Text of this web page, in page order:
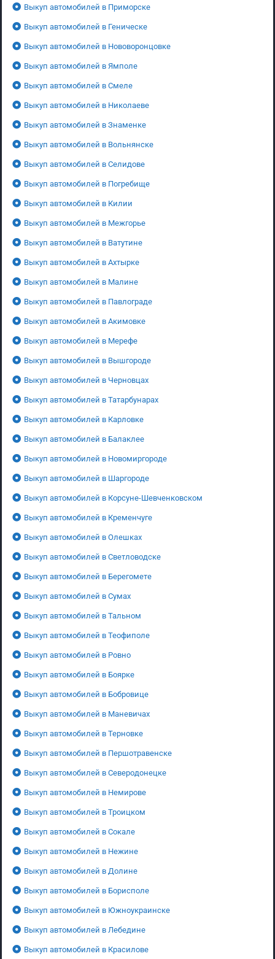
Выкуп автомобилей в Приморске
Выкуп автомобилей в Геническе
Выкуп автомобилей в Нововоронцовке
Выкуп автомобилей в Ямполе
Выкуп автомобилей в Смеле
Выкуп автомобилей в Николаеве
Выкуп автомобилей в Знаменке
Выкуп автомобилей в Вольнянске
Выкуп автомобилей в Селидове
Выкуп автомобилей в Погребище
Выкуп автомобилей в Килии
Выкуп автомобилей в Межгорье
Выкуп автомобилей в Ватутине
Выкуп автомобилей в Ахтырке
Выкуп автомобилей в Малине
Выкуп автомобилей в Павлограде
Выкуп автомобилей в Акимовке
Выкуп автомобилей в Мерефе
Выкуп автомобилей в Вышгороде
Выкуп автомобилей в Черновцах
Выкуп автомобилей в Татарбунарах
Выкуп автомобилей в Карловке
Выкуп автомобилей в Балаклее
Выкуп автомобилей в Новомиргороде
Выкуп автомобилей в Шаргороде
Выкуп автомобилей в Корсуне-Шевченковском
Выкуп автомобилей в Кременчуге
Выкуп автомобилей в Олешках
Выкуп автомобилей в Светловодске
Выкуп автомобилей в Берегомете
Выкуп автомобилей в Сумах
Выкуп автомобилей в Тальном
Выкуп автомобилей в Теофиполе
Выкуп автомобилей в Ровно
Выкуп автомобилей в Боярке
Выкуп автомобилей в Бобровице
Выкуп автомобилей в Маневичах
Выкуп автомобилей в Терновке
Выкуп автомобилей в Першотравенске
Выкуп автомобилей в Северодонецке
Выкуп автомобилей в Немирове
Выкуп автомобилей в Троицком
Выкуп автомобилей в Сокале
Выкуп автомобилей в Нежине
Выкуп автомобилей в Долине
Выкуп автомобилей в Борисполе
Выкуп автомобилей в Южноукраинске
Выкуп автомобилей в Лебедине
Выкуп автомобилей в Красилове